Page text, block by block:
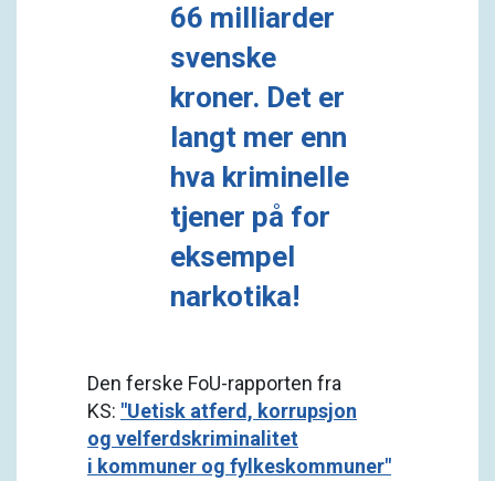
66 milliarder
svenske
kroner. Det er
langt mer enn
hva kriminelle
tjener på for
eksempel
narkotika!
Den ferske FoU-rapporten fra
KS: "Uetisk atferd, korrupsjon
og velferdskriminalitet
i kommuner og fylkeskommuner"